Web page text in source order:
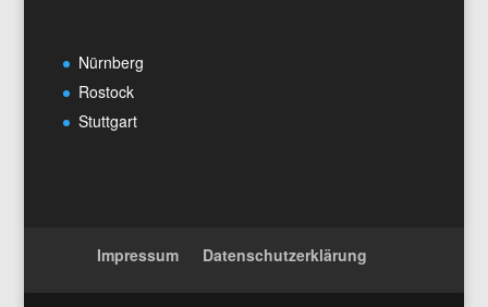
Nürnberg
Rostock
Stuttgart
Impressum Datenschutzerklärung